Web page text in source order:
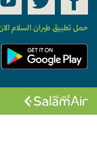
حمل تطبيق طيران السلام الان